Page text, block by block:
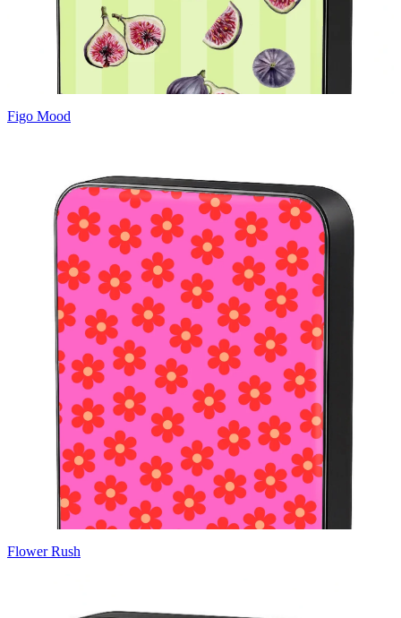
Figo Mood
Flower Rush